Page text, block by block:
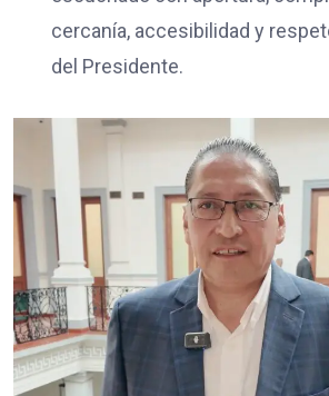
cercanía, accesibilidad y
del Presidente.